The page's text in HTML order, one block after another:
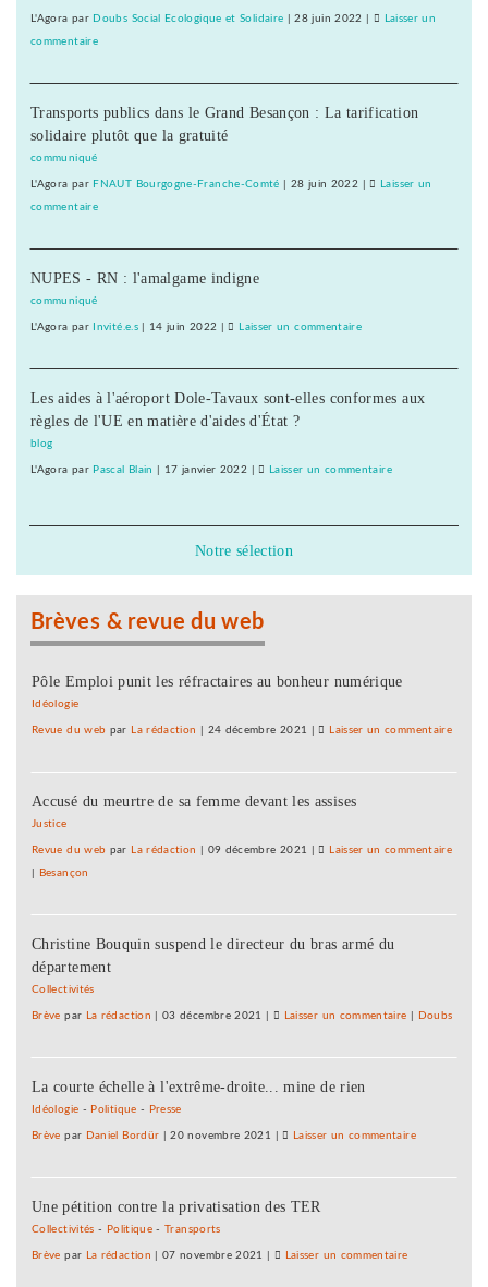
L'Agora par Doubs Social Ecologique et Solidaire |28 juin 2022 Laisser un
commentaireon
Haute-
Seille
échappe
démantèlement
Transports publics dans le Grand Besançon : La tarification
solidaire plutôt que la gratuité
communiqué
L'Agora par FNAUT Bourgogne-Franche-Comté 28 juin 2022 Laisser un
commentaireon
Haute-
Seille
au
NUPES - RN : l'amalgame indigne
communiqué
L'Agora par Invité.e.s| 14 juin 2022 Laisser un commentaire
Haute-
Seille
démantèlement
Les aides à l'aéroport Dole-Tavaux sont-elles conformes aux
règles de l'UE en matière d'aides d'État ?
blog
L'Agora par Pascal Blain 17 janvier 2022 Laisser un commentaireon
Notre sélection
Brèves & revue du web
Pôle Emploi punit les réfractaires au bonheur numérique
Idéologie
Revue du web par La rédaction 24 décembre 2021 Laisser un commentaire
Accusé du meurtre de sa femme devant les assises
Justice
Revue du web par La rédaction 09 décembre 2021 Laisser un commentaire
Seille
Besançon
Christine Bouquin suspend le directeur du bras armé du
département
Collectivités
Brève par La rédaction |03 décembre 2021 Laisser un commentaire on
Haute-
Doubs
La courte échelle à l'extrême-droite... mine de rien
Idéologie - Politique - Presse
Brève par Daniel Bordür |20 novembre 2021 Laisser un commentaireon
Haute-
Une pétition contre la privatisation des TER
Collectivités - Politique -Transports
Brève par La rédaction |07 novembre 2021 Laisser un commentaire